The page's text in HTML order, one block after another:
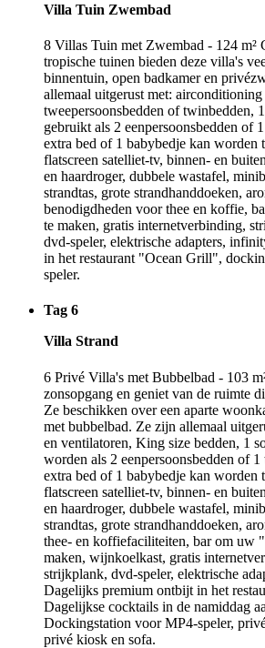
Villa Tuin Zwembad
8 Villas Tuin met Zwembad - 124 m²
tropische tuinen bieden deze villa's
binnentuin, open badkamer en
allemaal uitgerust met:
tweepersoonsbedden of twinbedden,
gebruikt als 2 eenpersoonsbedden of
extra bed of 1 babybedje kan worden
flatscreen satelliet-tv, binnen- en
en haardroger, dubbele wastafel,
strandtas, grote strandhanddoeken,
benodigdheden voor thee en koffie,
te maken, gratis internetverbinding,
dvd-speler, elektrische adapters,
in het restaurant "Ocean Grill",
speler.
Tag 6
Villa Strand
6 Privé Villa's met Bubbelbad - 103
zonsopgang en geniet van de ruimte
Ze beschikken over een aparte
met bubbelbad. Ze zijn allemaal
en ventilatoren, King size bedden, 1
worden als 2 eenpersoonsbedden of 1
extra bed of 1 babybedje kan worden
flatscreen satelliet-tv, binnen- en
en haardroger, dubbele wastafel,
strandtas, grote strandhanddoeken,
thee- en koffiefaciliteiten, bar om uw
maken, wijnkoelkast, gratis
strijkplank, dvd-speler, elektrische
Dagelijks premium ontbijt in het
Dagelijkse cocktails in de namiddag
Dockingstation voor MP4-speler,
privé kiosk en sofa.